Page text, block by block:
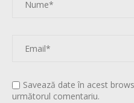
Savează date în acest
următorul comentariu.